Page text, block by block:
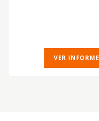
VER INFORME